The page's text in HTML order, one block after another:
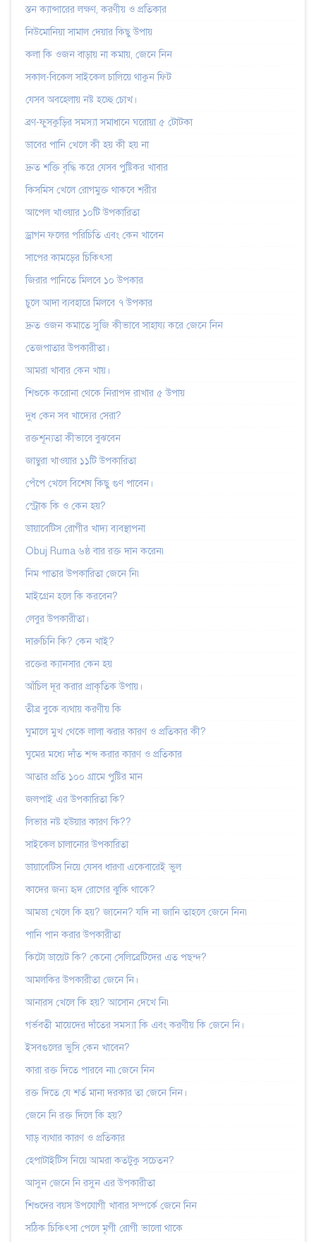
স্তন ক্যান্সারের লক্ষণ, করণীয় ও প্রতিকার
নিউমোনিয়া সামাল দেয়ার কিছু উপায়
কলা কি ওজন বাড়ায় না কমায়, জেনে নিন
সকাল-বিকেল সাইকেল চালিয়ে থাকুন ফিট
যেসব অবহেলায় নষ্ট হচ্ছে চোখ।
ব্রণ-ফুসকুড়ির সমস্যা সমাধানে ঘরোয়া ৫ টোটকা
ডাবের পানি খেলে কী হয় কী হয় না
দ্রুত শক্তি বৃদ্ধি করে যেসব পুষ্টিকর খাবার
কিসমিস খেলে রোগমুক্ত থাকবে শরীর
আপেল খাওয়ার ১০টি উপকারিতা
ড্রাগন ফলের পরিচিতি এবং কেন খাবেন
সাপের কামড়ের চিকিৎসা
জিরার পানিতে মিলবে ১০ উপকার
চুলে আদা ব্যবহারে মিলবে ৭ উপকার
দ্রুত ওজন কমাতে সুজি কীভাবে সাহায্য করে জেনে নিন
তেজপাতার উপকারীতা।
আমরা খাবার কেন খায়।
শিশুকে করোনা থেকে নিরাপদ রাখার ৫ উপায়
দুধ কেন সব খাদ্যের সেরা?
রক্তশূন্যতা কীভাবে বুঝবেন
জাম্বুরা খাওয়ার ১১টি উপকারিতা
পেঁপে খেলে বিশেষ কিছু গুণ পাবেন।
স্ট্রোক কি ও কেন হয়?
ডায়াবেটিস রোগীর খাদ্য ব্যবস্থাপনা
Obuj Ruma ৬ষ্ঠ বার রক্ত দান করেন৷
নিম পাতার উপকারিতা জেনে নি৷
মাইগ্রেন হলে কি করবেন?
লেবুর উপকারীতা।
দারুচিনি কি? কেন খাই?
রক্তের ক্যানসার কেন হয়
আঁচিল দূর করার প্রাকৃতিক উপায়।
তীব্র বুকে ব্যথায় করণীয় কি
ঘুমালে মুখ থেকে লালা ঝরার কারণ ও প্রতিকার কী?
ঘুমের মধ্যে দাঁত শব্দ করার কারণ ও প্রতিকার
আতার প্রতি ১০০ গ্রামে পুষ্টির মান
জলপাই এর উপকারিতা কি?
লিভার নষ্ট হউয়ার কারণ কি??
সাইকেল চালানোর উপকারিতা
ডায়াবেটিস নিয়ে যেসব ধারণা একেবারেই ভুল
কাদের জন্য হৃদ রোগের ঝুকি থাকে?
আমডা খেলে কি হয়? জানেন? যদি না জানি তাহলে জেনে নিন৷
পানি পান করার উপকারীতা
কিটো ডায়েট কি? কেনো সেলিব্রেটিদের এত পছন্দ?
আমলকির উপকারীতা জেনে নি।
আনারস খেলে কি হয়? আসোন দেখে নি৷
গর্ভবতী মায়েদের দাঁতের সমস্যা কি এবং করণীয় কি জেনে নি।
ইসবগুলের ভুসি কেন খাবেন?
কারা রক্ত দিতে পারবে না৷জেনে নিন
রক্ত দিতে যে শর্ত মানা দরকার তা জেনে নিন।
জেনে নি রক্ত দিলে কি হয়?
ঘাড় ব্যথার কারণ ও প্রতিকার
হেপাটাইটিস নিয়ে আমরা কতটুকু সচেতন?
আসুন জেনে নি রসুন এর উপকারীতা
শিশুদের বয়স উপযোগী খাবার সম্পর্কে জেনে নিন
সঠিক চিকিৎসা পেলে মৃগী রোগী ভালো থাকে